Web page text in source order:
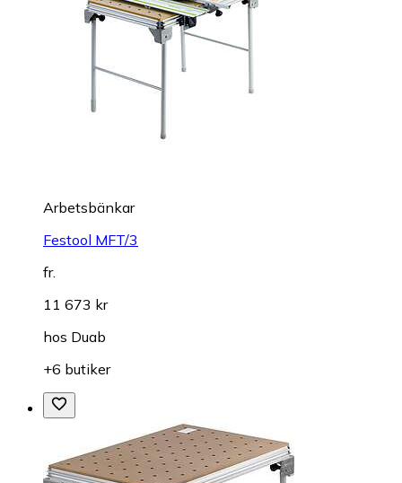
Arbetsbänkar
Festool MFT/3
fr.
11 673 kr
hos Duab
+6 butiker